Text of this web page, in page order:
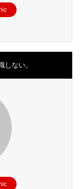
しない。